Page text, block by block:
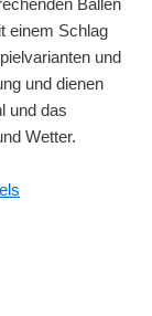
Bällen
einem Schlag
und
und dienen
und das
Wetter.